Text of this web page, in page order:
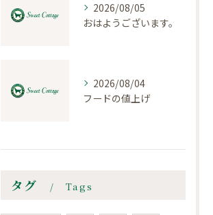
2026/08/05
おはようございます。
2026/08/04
フードの値上げ
タグ Tags